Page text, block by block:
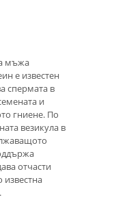
мъжа
е известен
спермата в
и
гниене. По
везикула в
отчасти
известна